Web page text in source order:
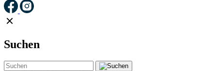
Suchen